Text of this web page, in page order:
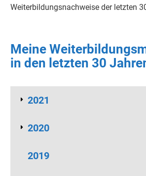
Weiterbildungsnachweise der letzten
Meine
in den letzten 30
2021
2020
2019